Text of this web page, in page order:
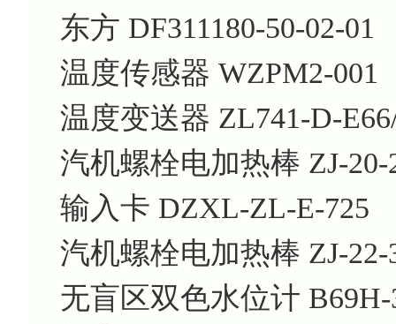
东方 DF311180-50-02-01
温度传感器 WZPM2-001
温度变送器 ZL741-D-
汽机螺栓电加热棒 ZJ-20-
输入卡 DZXL-ZL-E-725
汽机螺栓电加热棒 ZJ-22-
无盲区双色水位计 B69H-